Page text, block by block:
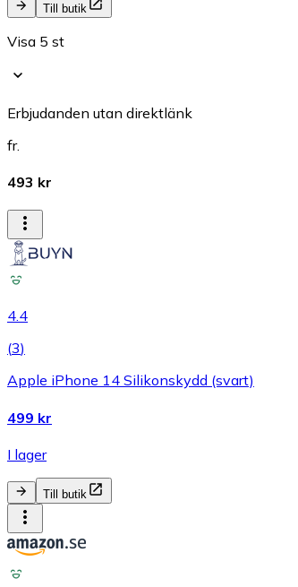
Till butik
Visa 5 st
Erbjudanden utan direktlänk
fr.
493 kr
4.4
(3)
Apple iPhone 14 Silikonskydd (svart)
499 kr
I lager
Till butik